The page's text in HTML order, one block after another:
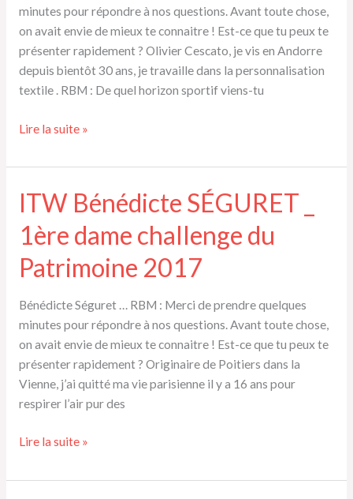
minutes pour répondre à nos questions. Avant toute chose,
on avait envie de mieux te connaitre ! Est-ce que tu peux te
présenter rapidement ? Olivier Cescato, je vis en Andorre
depuis bientôt 30 ans, je travaille dans la personnalisation
textile . RBM : De quel horizon sportif viens-tu
ITW
Cescato
Vainqueur
du
challenge
du
Lire la suite »
ITW Bénédicte SÉGURET _
1ère dame challenge du
Patrimoine 2017
Bénédicte Séguret … RBM : Merci de prendre quelques
minutes pour répondre à nos questions. Avant toute chose,
on avait envie de mieux te connaitre ! Est-ce que tu peux te
présenter rapidement ? Originaire de Poitiers dans la
Vienne, j’ai quitté ma vie parisienne il y a 16 ans pour
respirer l’air pur des
ITW
SÉGURET
Lire la suite »